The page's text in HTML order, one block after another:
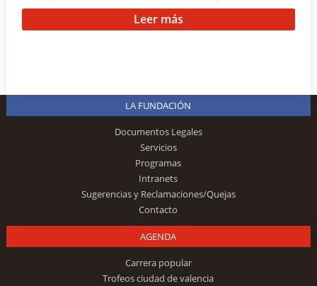
Leer más
LA FUNDACIÓN
Documentos Legales
Servicios
Programas
Intranets
Sugerencias y Reclamaciones/Quejas
Contacto
AGENDA
Carrera popular
Trofeos ciudad de valencia